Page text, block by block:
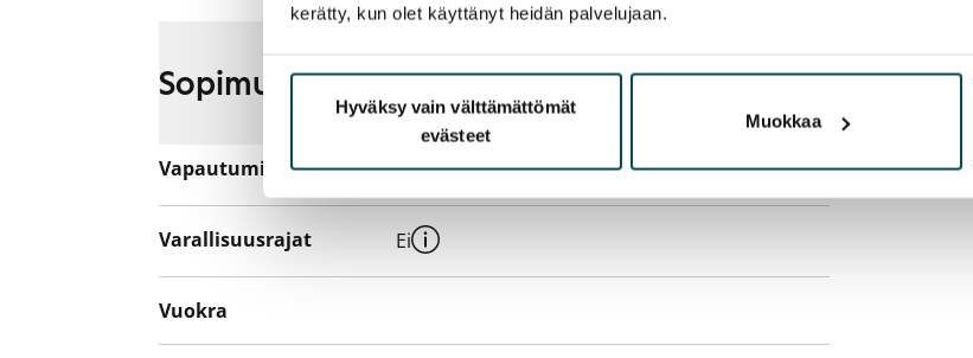
kerätty, kun olet käyttänyt heidän palvelujaan.
Hyväksy vain välttämättömät
evästeet
Muokkaa
Sopimus ja maksut
Vapautuminen Vuokrattu
Varallisuusrajat Ei
Vuokra